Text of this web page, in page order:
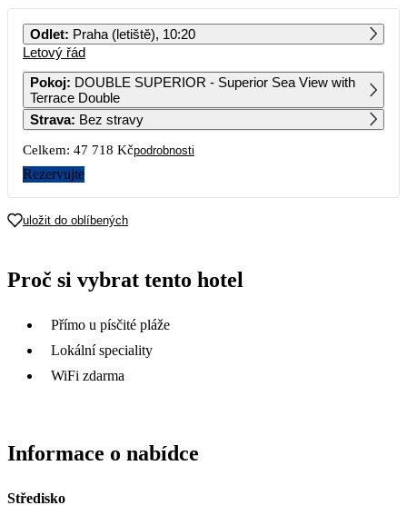
PO ÚT ST ČT PÁ SO NE
4 5 6 7 8 9 10
11 12 13
18 19 20 21 22 23 24
Odlet: Praha (letiště), 10:20
Letový řád
Pokoj: DOUBLE SUPERIOR - Superior Sea View with
Terrace Double
Strava: Bez stravy
Celkem: 47 718 Kčpodrobnosti
Rezervujte
uložit do oblíbených
Proč si vybrat tento hotel
Přímo u písčité pláže
Lokální speciality
WiFi zdarma
Informace o nabídce
Středisko